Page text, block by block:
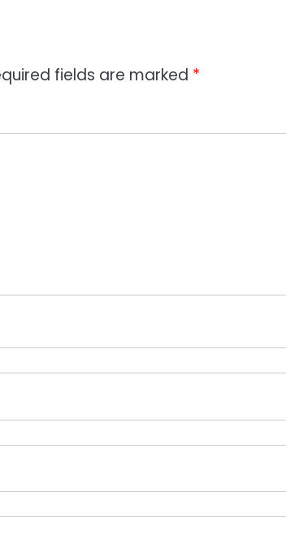
fields are marked *